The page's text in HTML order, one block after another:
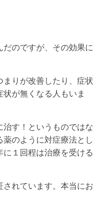
のですが、その効果に
りが改善したり、症状
が無くなる人もいま
す！というものではな
のように対症療法とし
１回程は治療を受ける
れています。本当にお